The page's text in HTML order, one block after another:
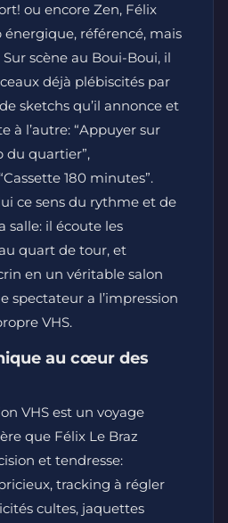
ou encore Zen, Félix
référencé, mais
scène au Boui-Boui, il
déjà plébiscités par
sketchs qu’il annonce et
à l’autre: “Appuyer sur
du quartier”,
180 minutes”.
ce sens du rythme et de
salle: il écoute les
quart de tour, et
en un véritable salon
spectateur a l’impression
VHS.
au cœur des
VHS est un voyage
que Félix Le Braz
et tendresse:
tracking à régler
cultes, jaquettes